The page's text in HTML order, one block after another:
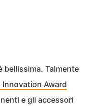
bellissima. Talmente
Innovation Award
e gli accessori